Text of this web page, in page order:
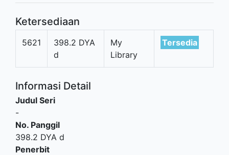
Ketersediaan
5621
398.2 DYA
d
My
Library
Tersedia
Informasi Detail
Judul Seri
-
No. Panggil
398.2 DYA d
Penerbit